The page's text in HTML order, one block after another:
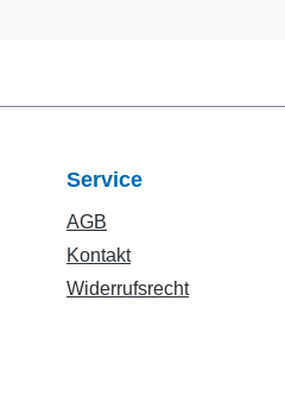
Service
AGB
Kontakt
Widerrufsrecht